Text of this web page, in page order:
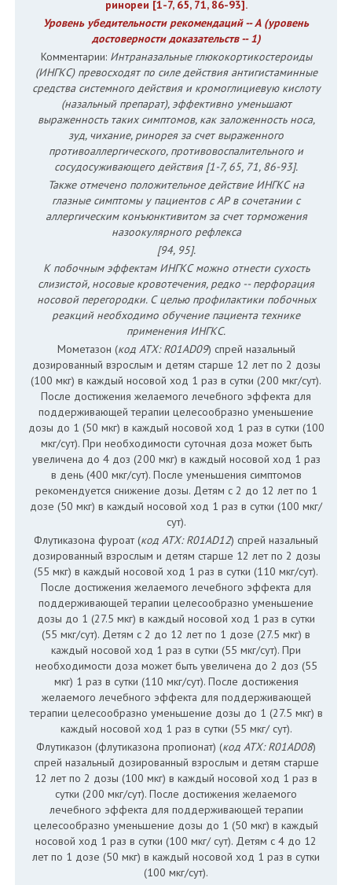
ринореи [1-7, 65, 71, 86-93].
Уровень убедительности рекомендаций -- А (уровень
достоверности доказательств -- 1)
Комментарии: Интраназальные глюкокортикостероиды
(ИНГКС) превосходят по силе действия антигистаминные
средства системного действия и кромоглициевую кислоту
(назальный препарат), эффективно уменьшают
выраженность таких симптомов, как заложенность носа,
зуд, чихание, ринорея за счет выраженного
противоаллергического, противовоспалительного и
сосудосуживающего действия [1-7, 65, 71, 86-93].
Также отмечено положительное действие ИНГКС на
глазные симптомы у пациентов с АР в сочетании с
аллергическим конъюнктивитом за счет торможения
назоокулярного рефлекса
[94, 95].
К побочным эффектам ИНГКС можно отнести сухость
слизистой, носовые кровотечения, редко -- перфорация
носовой перегородки. С целью профилактики побочных
реакций необходимо обучение пациента технике
применения ИНГКС.
Мометазон (код АТХ: R01AD09) спрей назальный
дозированный взрослым и детям старше 12 лет по 2 дозы
(100 мкг) в каждый носовой ход 1 раз в сутки (200 мкг/сут).
После достижения желаемого лечебного эффекта для
поддерживающей терапии целесообразно уменьшение
дозы до 1 (50 мкг) в каждый носовой ход 1 раз в сутки (100
мкг/сут). При необходимости суточная доза может быть
увеличена до 4 доз (200 мкг) в каждый носовой ход 1 раз
в день (400 мкг/сут). После уменьшения симптомов
рекомендуется снижение дозы. Детям с 2 до 12 лет по 1
дозе (50 мкг) в каждый носовой ход 1 раз в сутки (100 мкг/
сут).
Флутиказона фуроат (код АТХ: R01AD12) спрей назальный
дозированный взрослым и детям старше 12 лет по 2 дозы
(55 мкг) в каждый носовой ход 1 раз в сутки (110 мкг/сут).
После достижения желаемого лечебного эффекта для
поддерживающей терапии целесообразно уменьшение
дозы до 1 (27.5 мкг) в каждый носовой ход 1 раз в сутки
(55 мкг/сут). Детям с 2 до 12 лет по 1 дозе (27.5 мкг) в
каждый носовой ход 1 раз в сутки (55 мкг/сут). При
необходимости доза может быть увеличена до 2 доз (55
мкг) 1 раз в сутки (110 мкг/сут). После достижения
желаемого лечебного эффекта для поддерживающей
терапии целесообразно уменьшение дозы до 1 (27.5 мкг) в
каждый носовой ход 1 раз в сутки (55 мкг/ сут).
Флутиказон (флутиказона пропионат) (код АТХ: R01AD08)
спрей назальный дозированный взрослым и детям старше
12 лет по 2 дозы (100 мкг) в каждый носовой ход 1 раз в
сутки (200 мкг/сут). После достижения желаемого
лечебного эффекта для поддерживающей терапии
целесообразно уменьшение дозы до 1 (50 мкг) в каждый
носовой ход 1 раз в сутки (100 мкг/ сут). Детям с 4 до 12
лет по 1 дозе (50 мкг) в каждый носовой ход 1 раз в сутки
(100 мкг/сут).